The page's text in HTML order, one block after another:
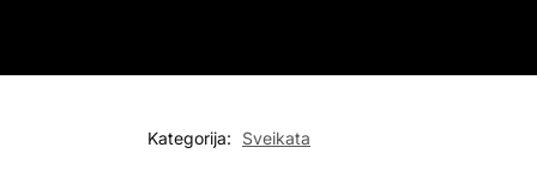
Kategorija: Sveikata